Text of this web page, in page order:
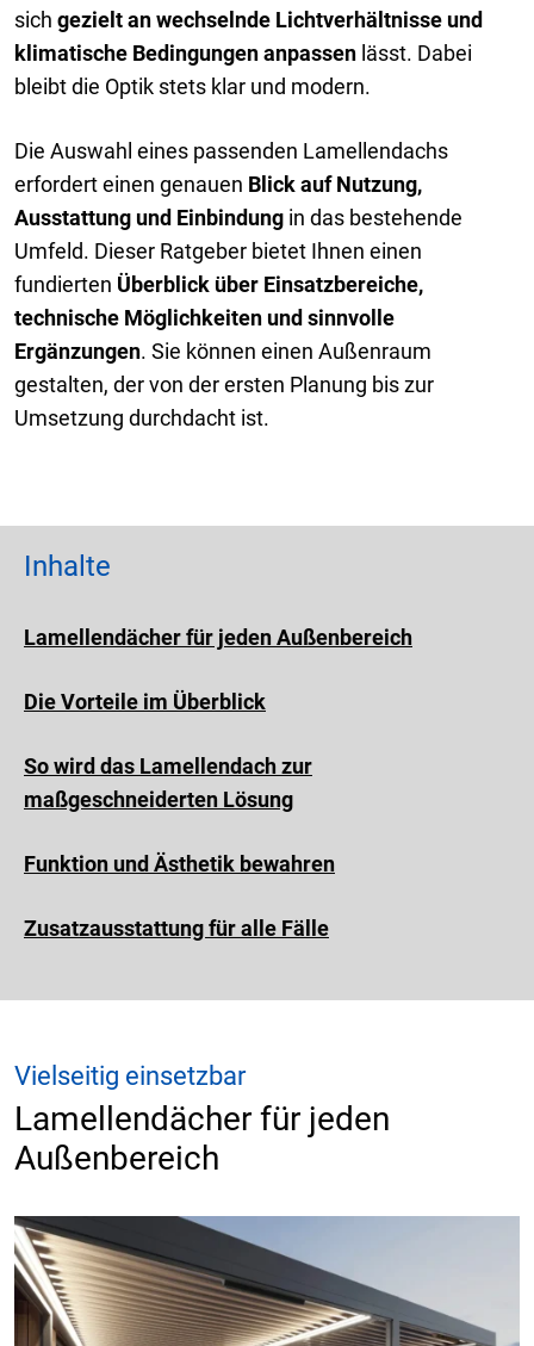
sich gezielt an wechselnde Lichtverhältnisse und
klimatische Bedingungen anpassen lässt. Dabei
bleibt die Optik stets klar und modern.
Die Auswahl eines passenden Lamellendachs
erfordert einen genauen Blick auf Nutzung,
Ausstattung und Einbindung in das bestehende
Umfeld. Dieser Ratgeber bietet Ihnen einen
fundierten Überblick über Einsatzbereiche,
technische Möglichkeiten und sinnvolle
Ergänzungen. Sie können einen Außenraum
gestalten, der von der ersten Planung bis zur
Umsetzung durchdacht ist.
Inhalte
Lamellendächer für jeden Außenbereich
Die Vorteile im Überblick
So wird das Lamellendach zur
maßgeschneiderten Lösung
Funktion und Ästhetik bewahren
Zusatzausstattung für alle Fälle
Vielseitig einsetzbar
Lamellendächer für jeden
Außenbereich